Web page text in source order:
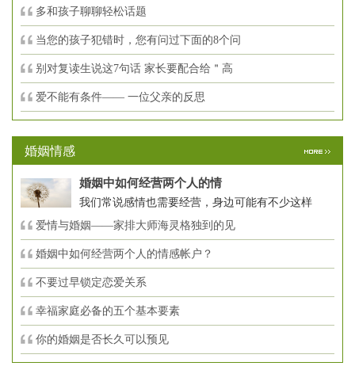
多和孩子聊聊轻松话题
当您的孩子犯错时，您有问过下面的8个问
别对复读生说这7句话 家长要配合给＂高
爱不能有条件—— 一位父亲的反思
婚姻情感
婚姻中如何经营两个人的情
我们常说感情也需要经营，身边可能有不少这样
爱情与婚姻——家排大师海灵格独到的见
婚姻中如何经营两个人的情感帐户？
不要过早锁定恋爱关系
幸福家庭必备的五个基本要素
你的婚姻是否长久可以预见